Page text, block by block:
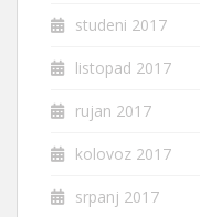
studeni 2017
listopad 2017
rujan 2017
kolovoz 2017
srpanj 2017